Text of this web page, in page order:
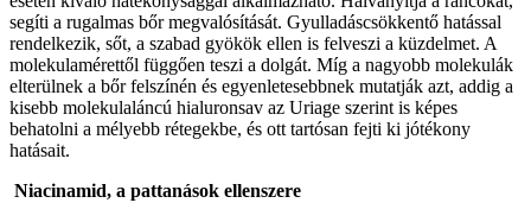
segíti a rugalmas bőr megvalósítását. Gyulladáscsökkentő hatással
rendelkezik, sőt, a szabad gyökök ellen is felveszi a küzdelmet. A
molekulamérettől függően teszi a dolgát. Míg a nagyobb molekulák
elterülnek a bőr felszínén és egyenletesebbnek mutatják azt, addig a
kisebb molekulaláncú hialuronsav az Uriage szerint is képes
behatolni a mélyebb rétegekbe, és ott tartósan fejti ki jótékony
hatásait.
Niacinamid, a pattanások ellenszere